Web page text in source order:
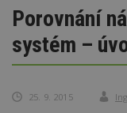
Porovnání
systém –
25. 9. 2015